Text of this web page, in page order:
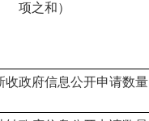
项之和）
收政府信息公开申请数量